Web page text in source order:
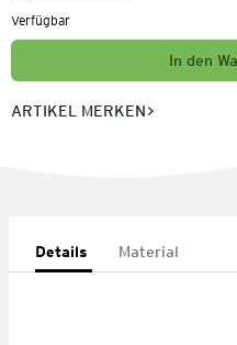
Verfügbar
In den
ARTIKEL MERKEN
Details Material